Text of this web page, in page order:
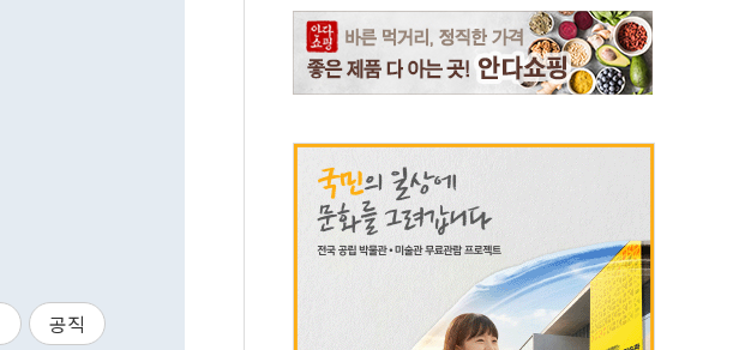
공직